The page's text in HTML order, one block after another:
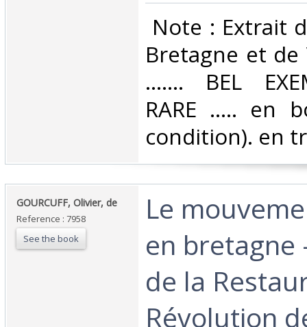
Note : Extrait
Bretagne et de
....... BEL
RARE ..... en
condition). en
‎GOURCUFF, Olivier, de‎
Reference : 7958
See the book
‎Le
en bretagne
de la
Révolution